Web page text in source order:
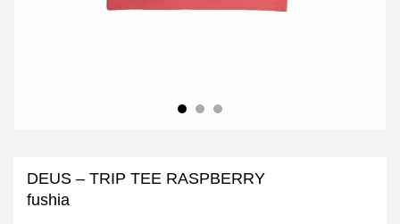
DEUS – TRIP TEE RASPBERRY
fushia